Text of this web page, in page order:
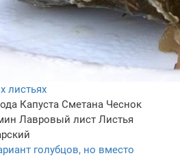
листьях
Капуста Сметана Чеснок
Лавровый лист Листья
голубцов, но вместо